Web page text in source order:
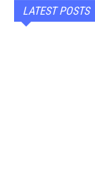
LATEST POSTS